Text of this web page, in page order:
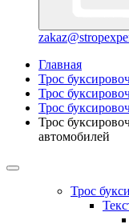
Главная
Трос
Трос
Трос
Трос
автомобилей
Трос